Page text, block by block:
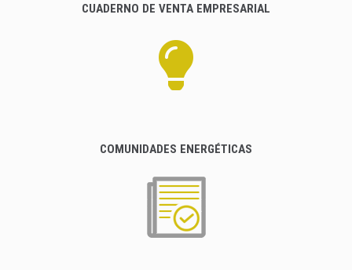
CUADERNO DE VENTA EMPRESARIAL
COMUNIDADES ENERGÉTICAS